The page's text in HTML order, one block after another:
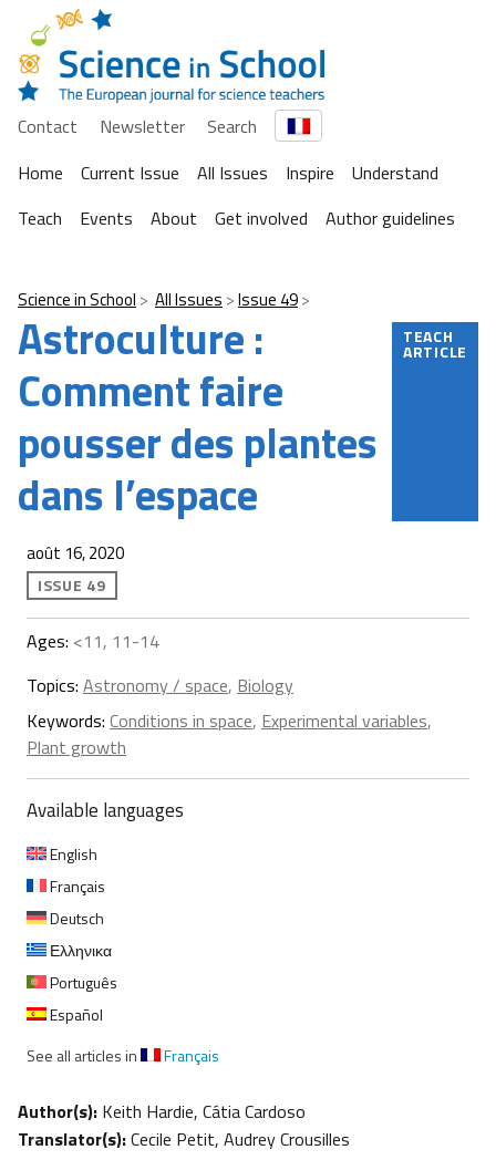
Contact Newsletter
Search
Home
Current Issue All Issues Inspire
Understand
Teach
Events About Get involved Author guidelines
Science in School All Issues Issue 49
Astroculture :
Comment faire
pousser des plantes
dans l’espace
TEACH
ARTICLE
août 16, 2020
ISSUE 49
Ages: <11, 11-14
Topics: Astronomy / space, Biology
Keywords: Conditions in space, Experimental variables,
Plant growth
Available languages
English
Français
Deutsch
Ελληνικα
Português
Español
See all articles in
Français
Author(s): Keith Hardie, Cátia Cardoso
Translator(s):Cecile Petit, Audrey Crousilles